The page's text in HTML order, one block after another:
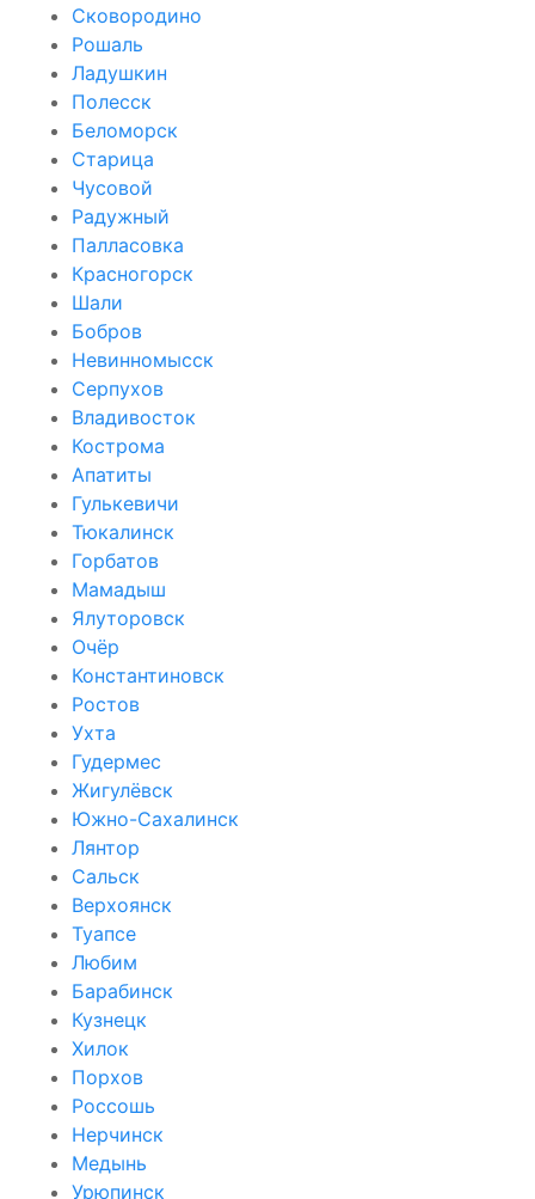
Сковородино
Рошаль
Ладушкин
Полесск
Беломорск
Старица
Чусовой
Радужный
Палласовка
Красногорск
Шали
Бобров
Невинномысск
Серпухов
Владивосток
Кострома
Апатиты
Гулькевичи
Тюкалинск
Горбатов
Мамадыш
Ялуторовск
Очёр
Константиновск
Ростов
Ухта
Гудермес
Жигулёвск
Южно-Сахалинск
Лянтор
Сальск
Верхоянск
Туапсе
Любим
Барабинск
Кузнецк
Хилок
Порхов
Россошь
Нерчинск
Медынь
Урюпинск